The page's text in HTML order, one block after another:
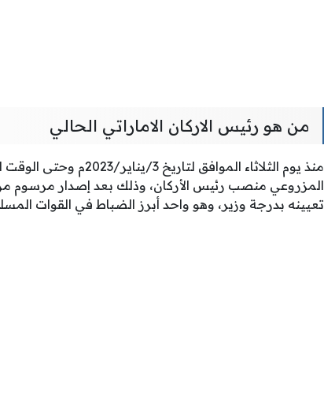
من هو رئيس الاركان الاماراتي الحالي
منذ يوم الثلاثاء
المزروعي منصب رئيس الأركان، وذلك بعد إصدار مرسوم
تعيينه بدرجة وزير، وهو واحد أبرز الضباط في القوات